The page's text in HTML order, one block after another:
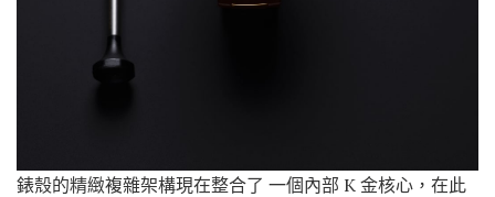
錶殼的精緻複雜架構現在整合了 一個內部 K 金核心，在此